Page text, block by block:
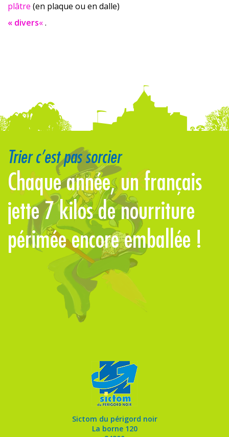
plâtre (en plaque ou en dalle)
« divers«.
Trier c’est pas sorcier
Chaque année, un français
jette 7 kilos de nourriture
périmée encore emballée !
Sictom du périgord noir
La borne 120